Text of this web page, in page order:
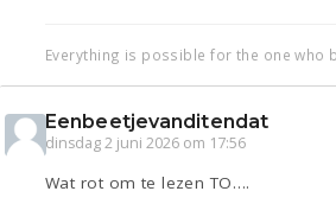
Everything is possible for the one who
Eenbeetjevanditendat
dinsdag 2 juni 2026 om 17:56
Wat rot om te lezen TO….